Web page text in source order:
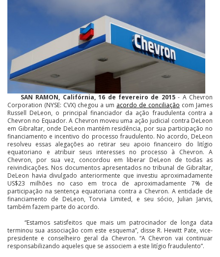
SAN RAMON, Califórnia, 16 de fevereiro de 2015- A Chevron
Corporation (NYSE: CVX) chegou a um acordo de conciliação com James
Russell DeLeon, o principal financiador da ação fraudulenta contra a
Chevron no Equador. A Chevron moveu uma ação judicial contra DeLeon
em Gibraltar, onde DeLeon mantém residência, por sua participação no
financiamento e incentivo do processo fraudulento. No acordo, DeLeon
resolveu essas alegações ao retirar seu apoio financeiro do litígio
equatoriano e atribuir seus interesses no processo à Chevron. A
Chevron, por sua vez, concordou em liberar DeLeon de todas as
reivindicações. Nos documentos apresentados no tribunal de Gibraltar,
DeLeon havia divulgado anteriormente que investiu aproximadamente
US$23 milhões no caso em troca de aproximadamente 7% de
participação na sentença equatoriana contra a Chevron. A entidade de
financiamento de DeLeon, Torvia Limited, e seu sócio, Julian Jarvis,
também fazem parte do acordo.
“Estamos satisfeitos que mais um patrocinador de longa data
terminou sua associação com este esquema”, disse R. Hewitt Pate, vice-
presidente e conselheiro geral da Chevron. “A Chevron vai continuar
responsabilizando aqueles que se associem a este litígio fraudulento”.